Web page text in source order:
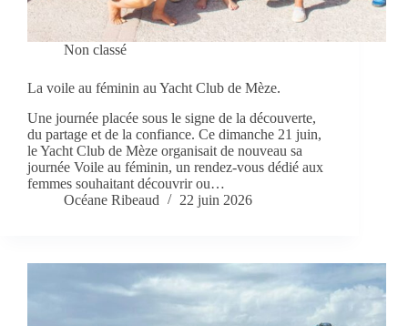
Non classé
La voile au féminin au Yacht Club de Mèze.
Une journée placée sous le signe de la découverte,
du partage et de la confiance. Ce dimanche 21 juin,
le Yacht Club de Mèze organisait de nouveau sa
journée Voile au féminin, un rendez-vous dédié aux
femmes souhaitant découvrir ou…
Océane Ribeaud
22 juin 2026